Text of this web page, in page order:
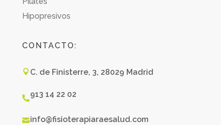
Hipopresivos
CONTACTO:
 C. de Finisterre, 3, 28029 Madrid
913 14 22 02
info@fisioterapiaraesalud.com